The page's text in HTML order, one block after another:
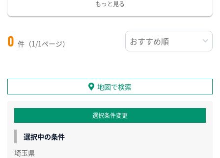
もっと見る
0 件（1/1ページ）
地図で検索
選択条件変更
選択中の条件
埼玉県